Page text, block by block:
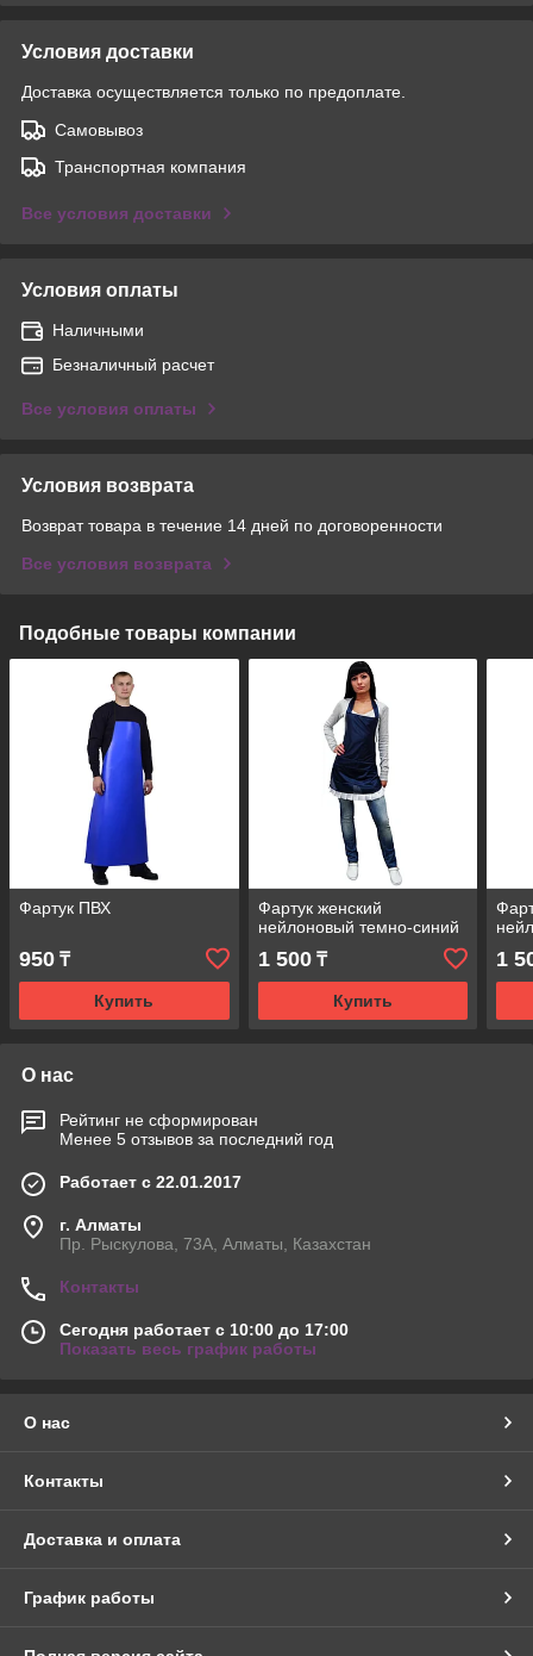
Условия доставки
Доставка осуществляется только по предоплате.
Самовывоз
Транспортная компания
Все условия доставки
Условия оплаты
Наличными
Безналичный расчет
Все условия оплаты
Условия возврата
Возврат товара в течение 14 дней по договоренности
Все условия возврата
Подобные товары компании
Фартук ПВХ
950 ₸
Купить
Фартук женский
нейлоновый темно-синий
1 500₸
Купить
1
О нас
Рейтинг не сформирован
Менее 5 отзывов за последний год
Работает с 22.01.2017
г. Алматы
Пр. Рыскулова, 73А, Алматы, Казахстан
Контакты
Сегодня работает с 10:00 до 17:00
Показать весь график работы
О нас
Контакты
Доставка и оплата
График работы